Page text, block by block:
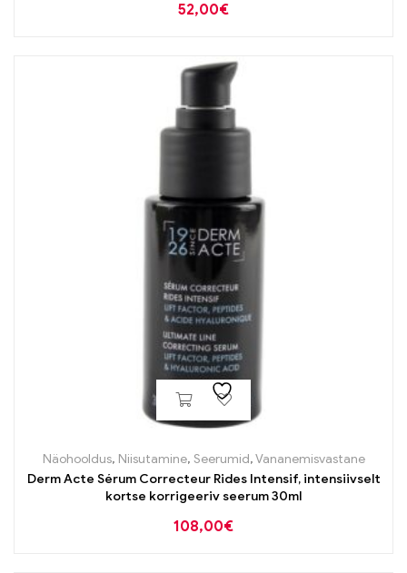
52,00€
Näohooldus, Niisutamine, Seerumid,Vananemisvastane
Derm Acte Sérum Correcteur Rides Intensif, intensiivselt
kortse korrigeeriv seerum 30ml
108,00€